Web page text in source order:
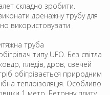
складно зробити.
дренажну трубу для
використовувати
труба
типу UFO. Без світла
пледів, дров, свечей
обігрівається природним
теплоізоляція. Особливо